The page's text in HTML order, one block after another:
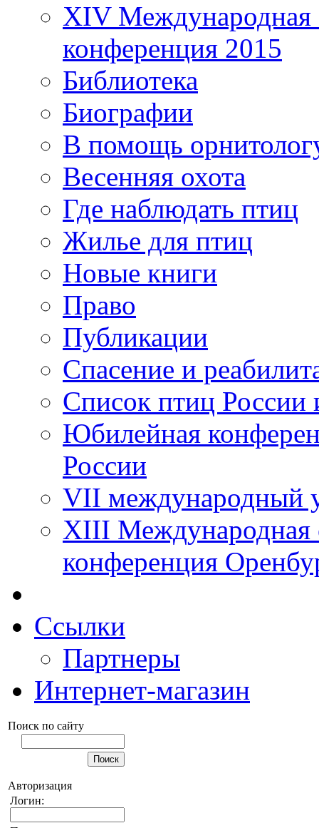
XIV Международная
конференция 2015
Библиотека
Биографии
В помощь
Весенняя охота
Где наблюдать птиц
Жилье для птиц
Новые книги
Право
Публикации
Спасение и
Список птиц России
Юбилейная
России
VII международный
XIII Международная
конференция
Ссылки
Партнеры
Интернет-магазин
Поиск по сайту
Авторизация
Логин: